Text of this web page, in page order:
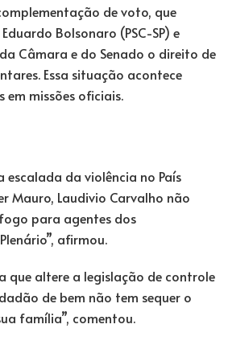
de voto, que
Bolsonaro (PSC-SP) e
Câmara e do Senado o direito de
Essa situação acontece
missões oficiais.
da violência no País
Mauro, Laudivio Carvalho não
para agentes dos
afirmou.
altere a legislação de controle
de bem não tem sequer o
família”, comentou.